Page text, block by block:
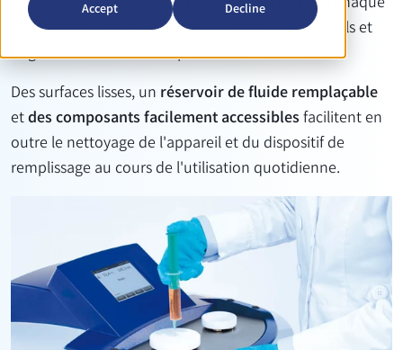
Accept Decline
cycle de stérilisation. Cela réduit les efforts manuels et
augmente la sécurité du processus.
Des surfaces lisses, un réservoir de fluide remplaçable
etdes composants facilement accessiblesfacilitent en
outre le nettoyage de l'appareil et du dispositif de
remplissage au cours de l'utilisation quotidienne.